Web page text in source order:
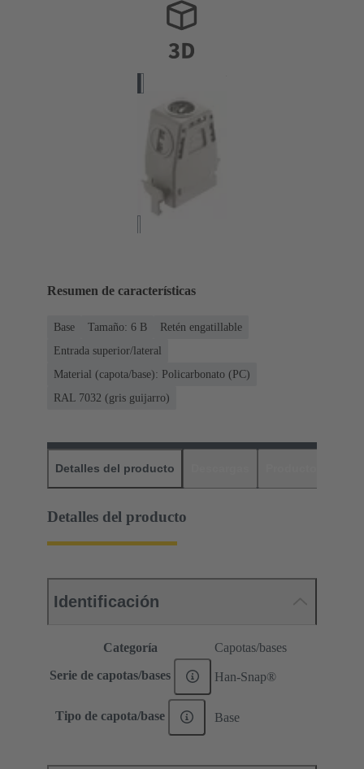
Resumen de características
Base Tamaño: 6 B
Retén engatillable
Entrada superior/lateral
Material (capota/base): Policarbonato (PC)
RAL 7032 (gris guijarro)
Detalles del producto
Detalles del producto
Identificación
Categoría Capotas/bases
Serie de capotas/bases Han-Snap®
Tipo de capota/base Base